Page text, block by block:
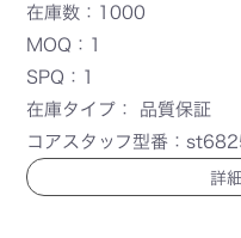
在庫数：1000
MOQ：1
SPQ：1
在庫タイプ： 品質保証
コアスタッフ型番：
詳